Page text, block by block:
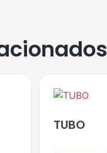
TUBO